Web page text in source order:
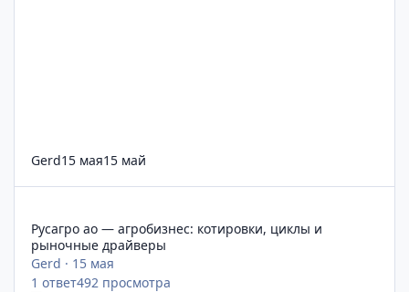
Gerd15 мая15 май
Русагро ао — агробизнес: котировки, циклы и
рыночные драйверы
Gerd · 15 мая
1 ответ492 просмотра